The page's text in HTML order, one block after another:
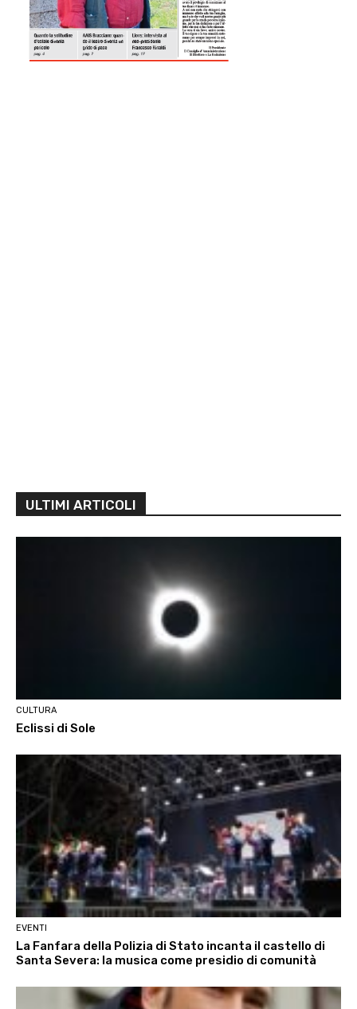
ULTIMI ARTICOLI
CULTURA
Eclissi di Sole
EVENTI
La Fanfara della Polizia di Stato incanta il castello di
Santa Severa: la musica come presidio di comunità